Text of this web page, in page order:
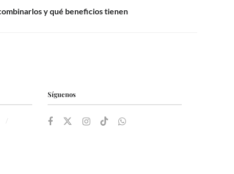
y qué beneficios tienen
Síguenos